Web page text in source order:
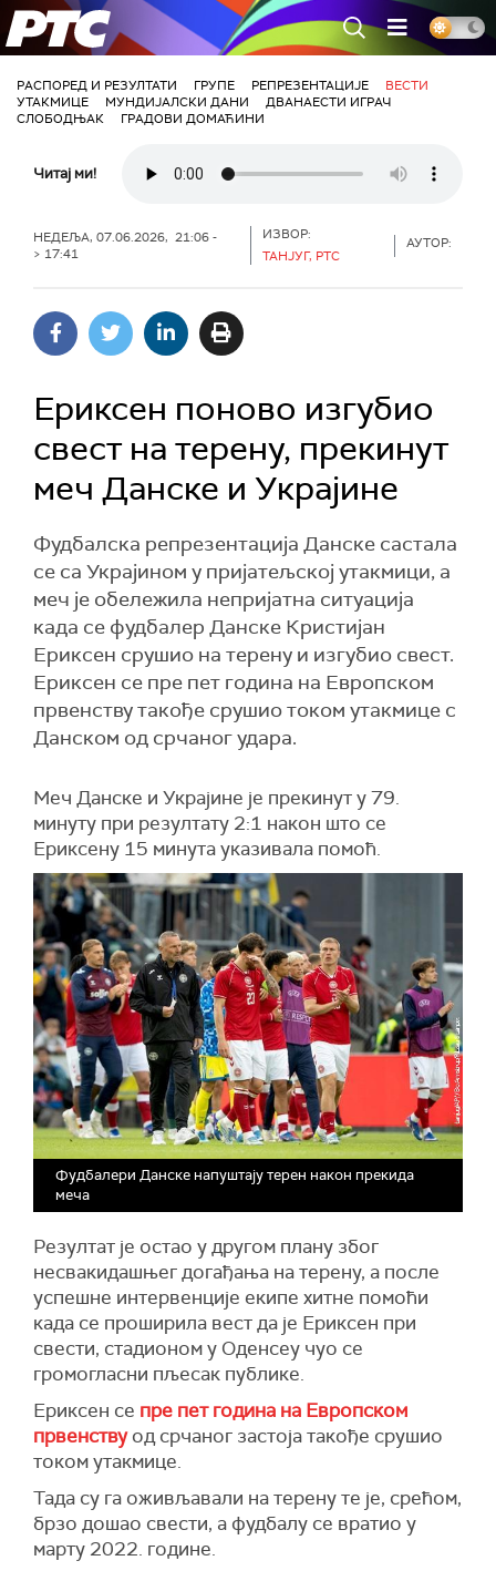
РТС
РАСПОРЕД И РЕЗУЛТАТИ ГРУПЕ РЕПРЕЗЕНТАЦИЈЕ
ВЕСТИ
УТАКМИЦЕ
МУНДИЈАЛСКИ ДАНИ
ДВАНАЕСТИ ИГРАЧ
СЛОБОДЊАК
ГРАДОВИ ДОМАЋИНИ
Читај ми!
НЕДЕЉА, 07.06.2026, 21:06 -
> 17:41
ИЗВОР:
ТАНЈУГ, РТС
АУТОР:
Ериксен поново изгубио
свест на терену, прекинут
меч Данске и Украјине
Фудбалска репрезентација Данске састала
се са Украјином у пријатељској утакмици, а
меч је обележила непријатна ситуација
када се фудбалер Данске Кристијан
Ериксен срушио на терену и изгубио свест.
Ериксен се пре пет година на Европском
првенству такође срушио током утакмице с
Данском од срчаног удара.
Меч Данске и Украјине је прекинут у 79.
минуту при резултату 2:1 након што се
Ериксену 15 минута указивала помоћ.
Фудбалери Данске напуштају терен након прекида
меча
Резултат је остао у другом плану због
несвакидашњег догађања на терену, а после
успешне интервенције екипе хитне помоћи
када се проширила вест да је Ериксен при
свести, стадионом у Оденсеу чуо се
громогласни пљесак публике.
Ериксен се пре пет година на Европском
првенствуод срчаног застоја такође срушио
током утакмице.
Тада су га оживљавали на терену те је, срећом,
брзо дошао свести, а фудбалу се вратио у
марту 2022. године.